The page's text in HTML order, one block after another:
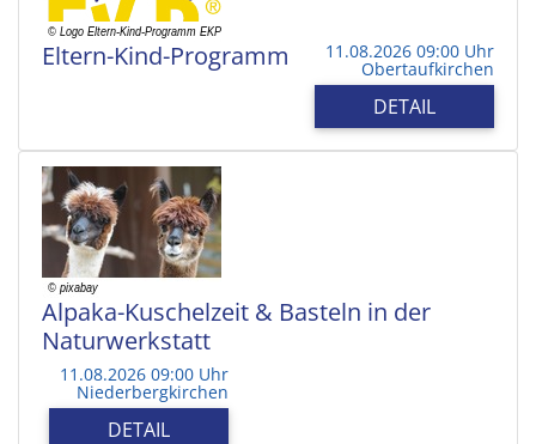
Eltern-Kind-Programm 11.08.2026 09:00 Uhr
Obertaufkirchen
DETAIL
Alpaka-Kuschelzeit & Basteln in der
Naturwerkstatt
11.08.2026 09:00 Uhr
Niederbergkirchen
DETAIL